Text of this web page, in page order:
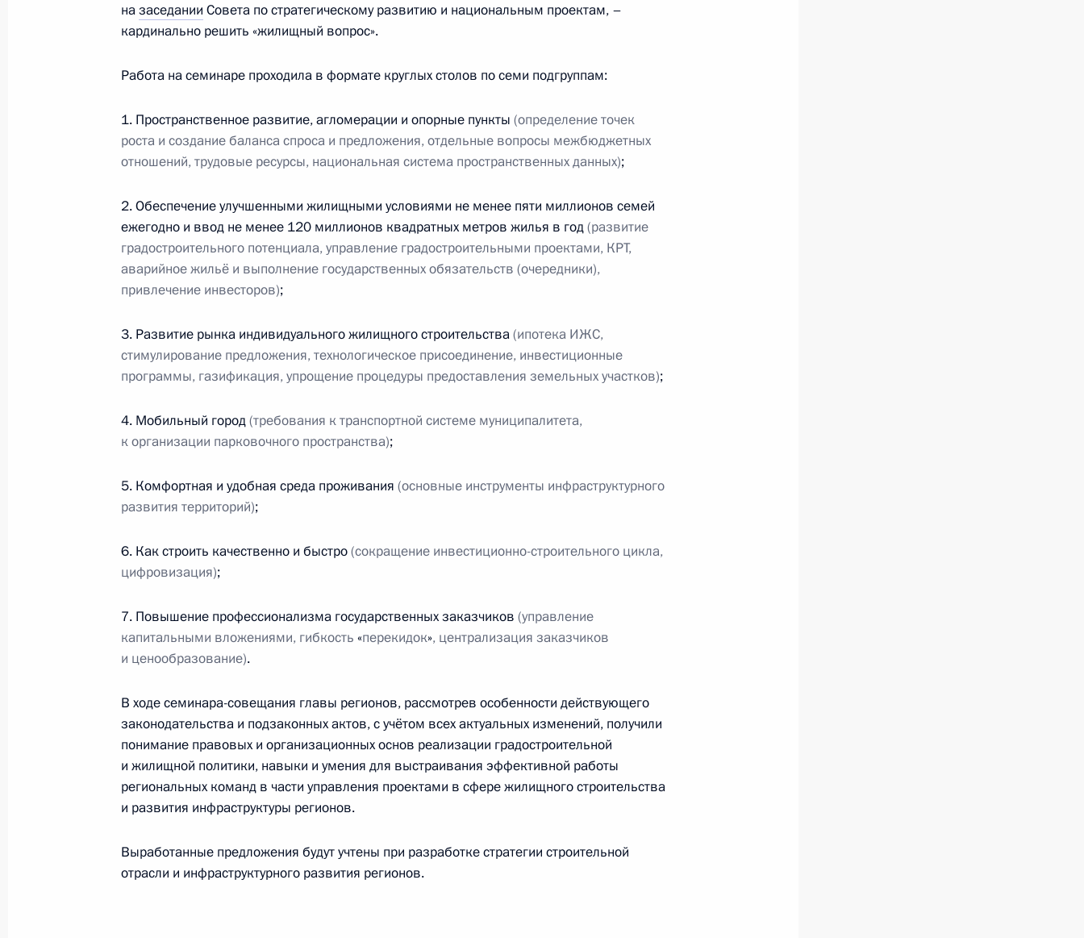
по направлению «Строительство, жилищно-коммунальное
17 февраля 2022 года, 11:00
Семинар-совещание по вопросу формирования единого проекта
развития общественного транспорта в рамках национального
проекта «Безопасные качественные дороги»
10 февраля 2022 года, 15:00
Совместный семинар-совещание Правительства и комиссии
Госсовета по направлению «Строительство, жилищно-
коммунальное хозяйство, городская среда»
18 ноября 2021 года, 17:00
Заседание Президиума Государственного Совета
19 октября 2021 года, 16:25
8 октября 2021 года, 14:05
28 сентября 2021 года, 14:30
Совместный семинар-совещание Правительства и комиссии
Госсовета по направлению «Строительство, жилищно-
24 июня 2021 года, 16:30
назаседании Совета по стратегическому развитию и национальным проектам, –
кардинально решить «жилищный вопрос».
Работа на семинаре проходила в формате круглых столов по семи подгруппам:
1. Пространственное развитие, агломерации и опорные пункты (определение точек
роста и создание баланса спроса и предложения, отдельные вопросы межбюджетных
отношений, трудовые ресурсы, национальная система пространственных данных);
2. Обеспечение улучшенными жилищными условиями не менее пяти миллионов семей
ежегодно и ввод не менее 120 миллионов квадратных метров жилья в год(развитие
градостроительного потенциала, управление градостроительными проектами, КРТ,
аварийное жильё и выполнение государственных обязательств (очередники),
привлечение инвесторов);
3. Развитие рынка индивидуального жилищного строительства(ипотека ИЖС,
стимулирование предложения, технологическое присоединение, инвестиционные
программы, газификация, упрощение процедуры предоставления земельных участков);
4. Мобильный город(требования к транспортной системе муниципалитета,
к организации парковочного пространства);
5. Комфортная и удобная среда проживания (основные инструменты инфраструктурного
развития территорий);
6. Как строить качественно и быстро(сокращение инвестиционно-строительного цикла,
цифровизация);
7. Повышение профессионализма государственных заказчиков (управление
капитальными вложениями, гибкость «перекидок», централизация заказчиков
и ценообразование).
В ходе семинара-совещания главы регионов, рассмотрев особенности действующего
законодательства и подзаконных актов, с учётом всех актуальных изменений, получили
понимание правовых и организационных основ реализации градостроительной
и жилищной политики, навыки и умения для выстраивания эффективной работы
региональных команд в части управления проектами в сфере жилищного строительства
и развития инфраструктуры регионов.
Выработанные предложения будут учтены при разработке стратегии строительной
отрасли и инфраструктурного развития регионов.